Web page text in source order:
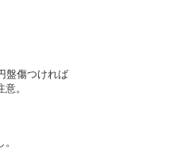
盤傷つければ
。